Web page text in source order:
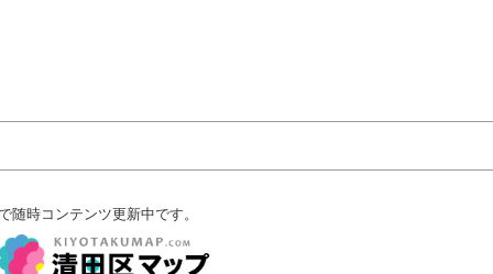
時コンテンツ更新中です。